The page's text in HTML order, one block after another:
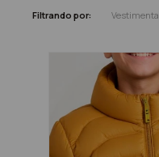
Filtrando por: Vestimenta